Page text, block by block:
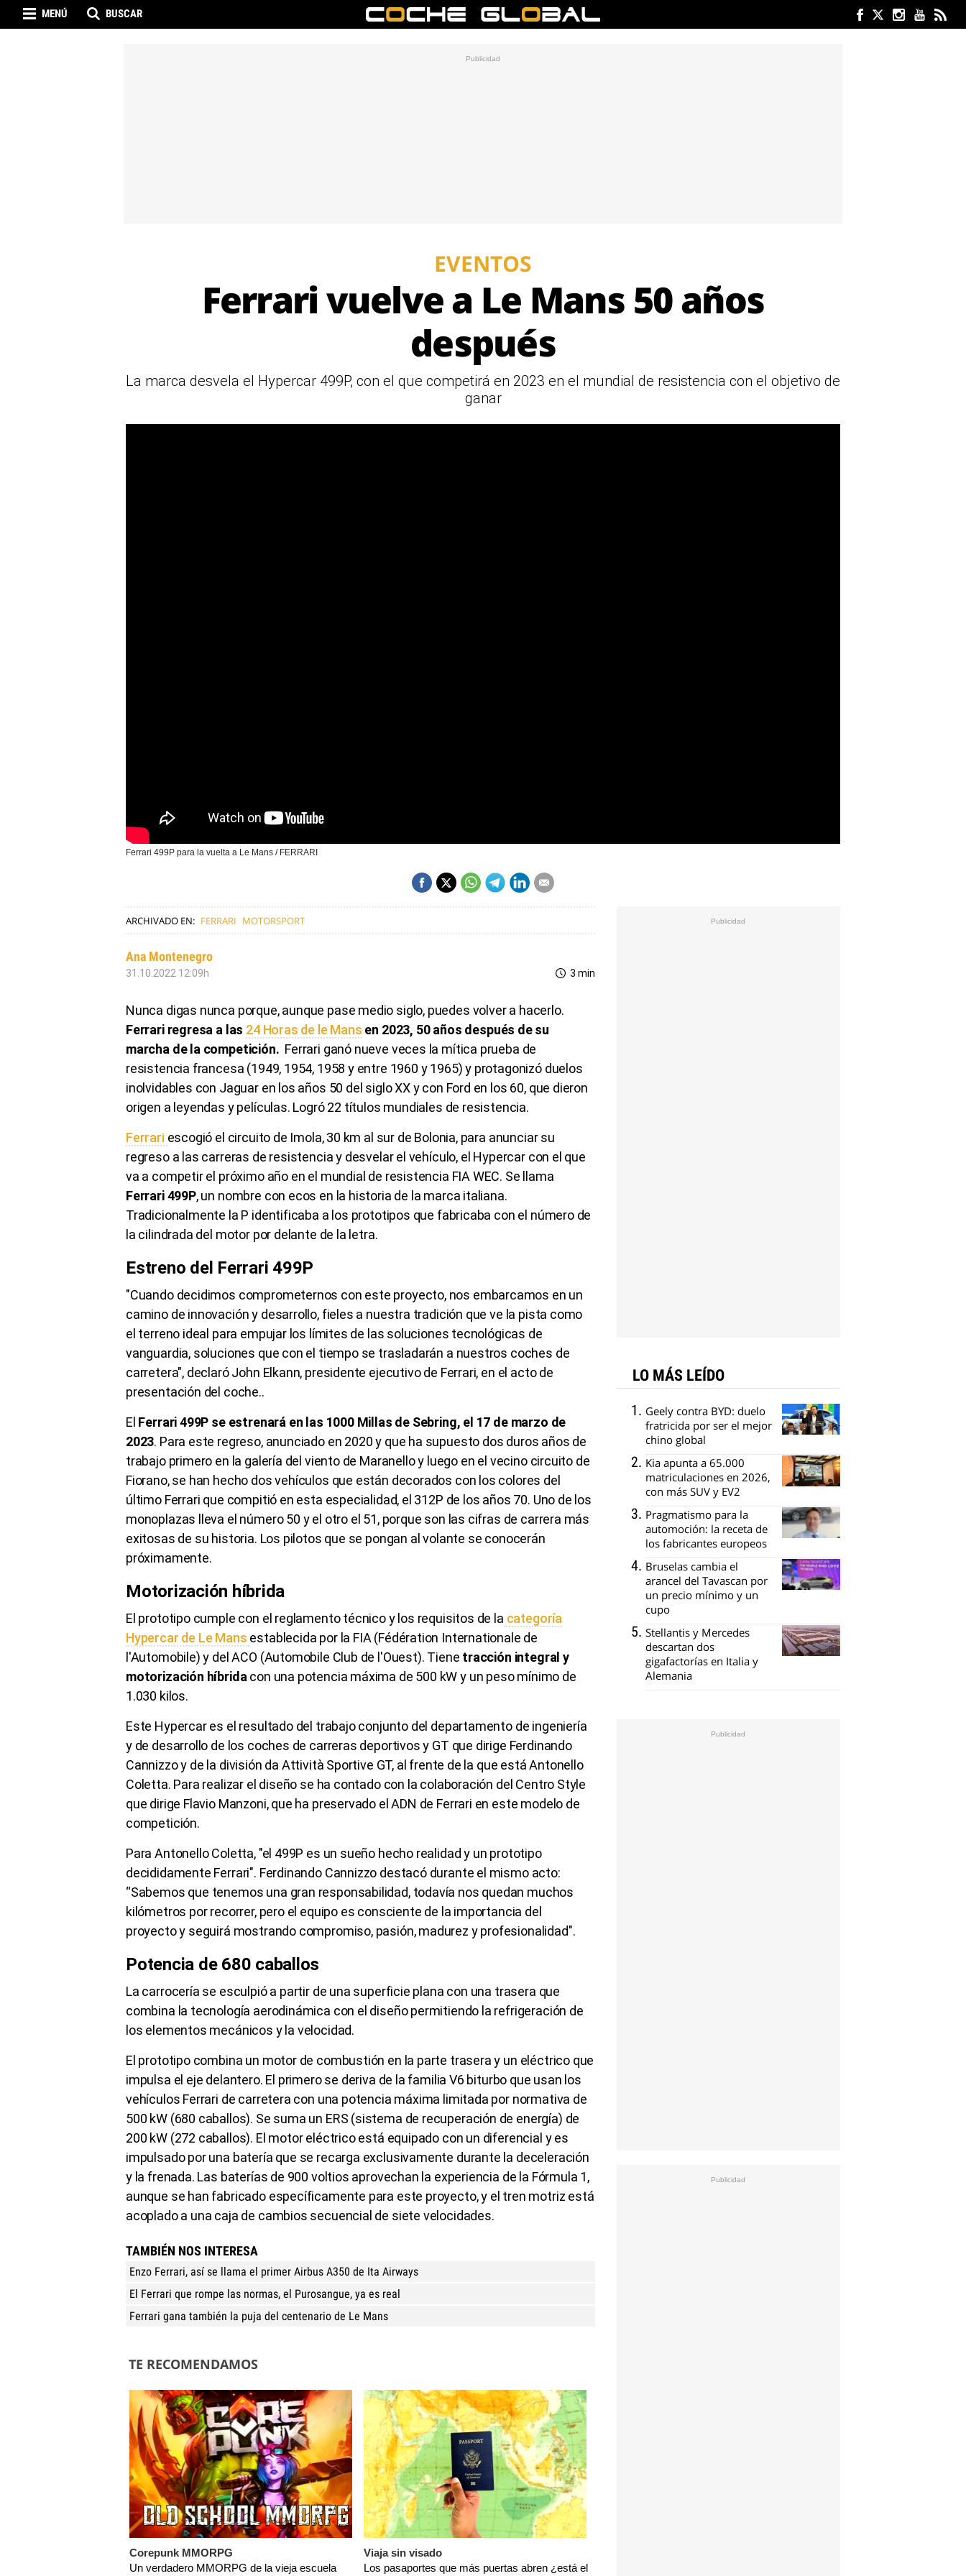
MENÚ BUSCAR
EVENTOS
Ferrari vuelve a Le Mans 50 años
después
La marca desvela el Hypercar 499P, con el que competirá en 2023 en el mundial de resistencia con el objetivo de
ganar
Ferrari 499P para la vuelta a Le Mans / FERRARI
ARCHIVADO EN: FERRARI MOTORSPORT
Ana Montenegro
31.10.2022 12:09h 3 min
Nunca digas nunca porque, aunque pase medio siglo, puedes volver a hacerlo.
Ferrari regresa a las 24 Horas de le Mans en 2023, 50 años después de su
marcha de la competición. Ferrari ganó nueve veces la mítica prueba de
resistencia francesa (1949, 1954, 1958 y entre 1960 y 1965) y protagonizó duelos
inolvidables con Jaguar en los años 50 del siglo XX y con Ford en los 60, que dieron
origen a leyendas y películas. Logró 22 títulos mundiales de resistencia.
Ferrari escogió el circuito de Imola, 30 km al sur de Bolonia, para anunciar su
regreso a las carreras de resistencia y desvelar el vehículo, el Hypercar con el que
va a competir el próximo año en el mundial de resistencia FIA WEC. Se llama
Ferrari 499P, un nombre con ecos en la historia de la marca italiana.
Tradicionalmente la P identificaba a los prototipos que fabricaba con el número de
la cilindrada del motor por delante de la letra.
Estreno del Ferrari 499P
"Cuando decidimos comprometernos con este proyecto, nos embarcamos en un
camino de innovación y desarrollo, fieles a nuestra tradición que ve la pista como
el terreno ideal para empujar los límites de las soluciones tecnológicas de
vanguardia, soluciones que con el tiempo se trasladarán a nuestros coches de
carretera", declaró John Elkann, presidente ejecutivo de Ferrari, en el acto de
presentación del coche..
El Ferrari 499P se estrenará en las 1000 Millas de Sebring, el 17 de marzo de
2023. Para este regreso, anunciado en 2020 y que ha supuesto dos duros años de
trabajo primero en la galería del viento de Maranello y luego en el vecino circuito de
Fiorano, se han hecho dos vehículos que están decorados con los colores del
último Ferrari que compitió en esta especialidad, el 312P de los años 70. Uno de los
monoplazas lleva el número 50 y el otro el 51, porque son las cifras de carrera más
exitosas de su historia. Los pilotos que se pongan al volante se conocerán
próximamente.
Motorización híbrida
El prototipo cumple con el reglamento técnico y los requisitos de la categoría
Hypercar de Le Mans establecida por la FIA (Fédération Internationale de
l'Automobile) y del ACO (Automobile Club de l'Ouest). Tiene tracción integral y
motorización híbrida con una potencia máxima de 500 kW y un peso mínimo de
1.030 kilos.
Este Hypercar es el resultado del trabajo conjunto del departamento de ingeniería
y de desarrollo de los coches de carreras deportivos y GT que dirige Ferdinando
Cannizzo y de la división da Attività Sportive GT, al frente de la que está Antonello
Coletta. Para realizar el diseño se ha contado con la colaboración del Centro Style
que dirige Flavio Manzoni, que ha preservado el ADN de Ferrari en este modelo de
competición.
Para Antonello Coletta, "el 499P es un sueño hecho realidad y un prototipo
decididamente Ferrari". Ferdinando Cannizzo destacó durante el mismo acto:
“Sabemos que tenemos una gran responsabilidad, todavía nos quedan muchos
kilómetros por recorrer, pero el equipo es consciente de la importancia del
proyecto y seguirá mostrando compromiso, pasión, madurez y profesionalidad".
Potencia de 680 caballos
La carrocería se esculpió a partir de una superficie plana con una trasera que
combina la tecnología aerodinámica con el diseño permitiendo la refrigeración de
los elementos mecánicos y la velocidad.
El prototipo combina un motor de combustión en la parte trasera y un eléctrico que
impulsa el eje delantero. El primero se deriva de la familia V6 biturbo que usan los
vehículos Ferrari de carretera con una potencia máxima limitada por normativa de
500 kW (680 caballos). Se suma un ERS (sistema de recuperación de energía) de
200 kW (272 caballos). El motor eléctrico está equipado con un diferencial y es
impulsado por una batería que se recarga exclusivamente durante la deceleración
y la frenada. Las baterías de 900 voltios aprovechan la experiencia de la Fórmula 1,
aunque se han fabricado específicamente para este proyecto, y el tren motriz está
acoplado a una caja de cambios secuencial de siete velocidades.
TAMBIÉN NOS INTERESA
Enzo Ferrari, así se llama el primer Airbus A350 de Ita Airways
El Ferrari que rompe las normas, el Purosangue, ya es real
Ferrari gana también la puja del centenario de Le Mans
TE RECOMENDAMOS
Corepunk MMORPG
Un verdadero MMORPG de la vieja escuela
Viaja sin visado
Los pasaportes que más puertas abren ¿está el
LO MÁS LEÍDO
Geely contra BYD: duelo
fratricida por ser el mejor
chino global
Kia apunta a 65.000
matriculaciones en 2026,
con más SUV y EV2
Pragmatismo para la
automoción: la receta de
los fabricantes europeos
Bruselas cambia el
arancel del Tavascan por
un precio mínimo y un
cupo
Stellantis y Mercedes
descartan dos
gigafactorías en Italia y
Alemania